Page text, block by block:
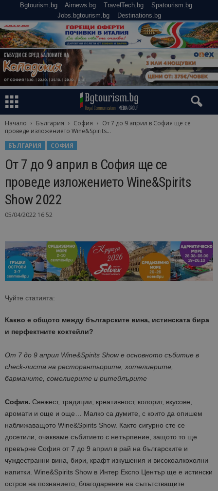
Bgtourism.bg Airnews.bg TravelTech.bg
Spatourism.bg
Jobs.bgtourism.bg
Destinations.bg
Начало България София
От 7 до 9 април в София ще се
проведе изложението Wine&Spirits...
БЪЛГАРИЯ
СОФИЯ
От 7 до 9 април в София ще се
проведе изложението Wine&Spirits
Show 2022
05/04/2022 16:52
Чуйте статията:
Какво е общото между българските вина, истинската бира
и перфектните коктейли?
От 7 до 9 април Wine&Spirits Show е основното събитие в
check-листа на ресторантьорите, хотелиерите,
барманите, сомелиерите и ритейлърите
София. Свежест, традиции, креативност, колорит, вкусове,
аромати и още и още… Малко са думите, с които да опишем
наближаващото Wine&Spirits Show. Както сигурно сте се
досетили, очакваме събитието с нетърпение, защото то ще
превърне София от 7 до 9 април в рай на българските и
чуждестранни вина, бири, крафт изкушения и високоалкохолни
напитки. Wine&Spirits Show в Интер Експо Център ще е истински
остров на познанието, благодарение на съпътстващите